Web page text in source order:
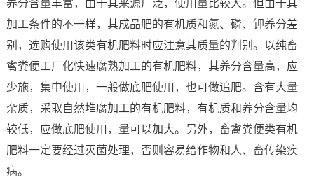
加工条件的不一样，其成品肥的有机质和氮、磷、钾养分差
别，选购使用该类有机肥料时应注意其质量的判别。以纯畜
禽粪便工厂化快速腐熟加工的有机肥料，其养分含量高，应
少施，集中使用，一般做底肥使用，也可做追肥。含有大量
杂质，采取自然堆腐加工的有机肥料，有机质和养分含量均
较低，应做底肥使用，量可以加大。另外，畜禽粪便类有机
肥料一定要经过灭菌处理，否则容易给作物和人、畜传染疾
病。